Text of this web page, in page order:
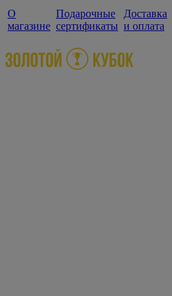
О
магазине
Подарочные
сертификаты
Доставка
и оплата